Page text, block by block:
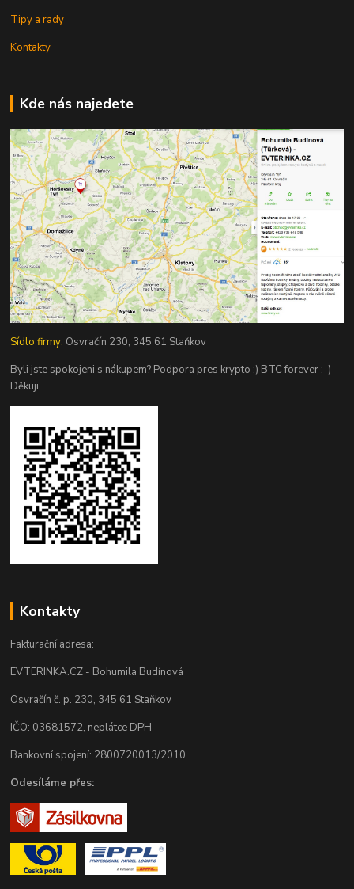
Tipy a rady
Kontakty
Kde nás najedete
Sídlo firmy: Osvračín 230, 345 61 Staňkov
Byli jste spokojeni s nákupem? Podpora pres krypto :) BTC forever :-)
Děkuji
Kontakty
Fakturační adresa:
EVTERINKA.CZ - Bohumila Budínová
Osvračín č. p. 230, 345 61 Staňkov
IČO: 03681572, neplátce DPH
Bankovní spojení: 2800720013/2010
Odesíláme přes: